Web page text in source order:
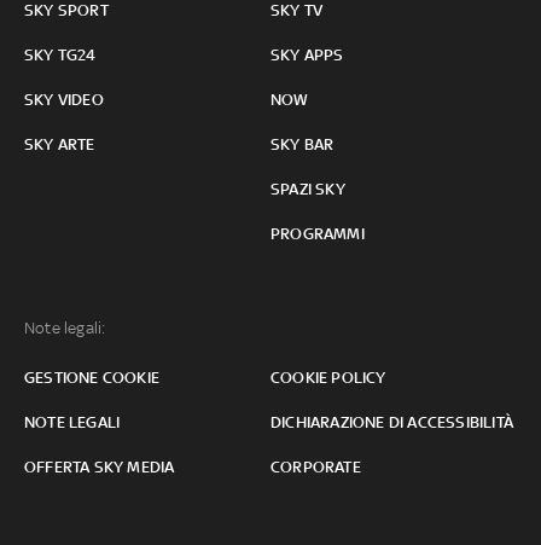
SKY SPORT
SKY TG24
SKY VIDEO
SKY ARTE
SKY TV
SKY APPS
NOW
SKY BAR
SPAZI SKY
PROGRAMMI
Note legali:
GESTIONE COOKIE COOKIE POLICY
NOTE LEGALI DICHIARAZIONE DI ACCESSIBILITÀ
OFFERTA SKY MEDIA CORPORATE